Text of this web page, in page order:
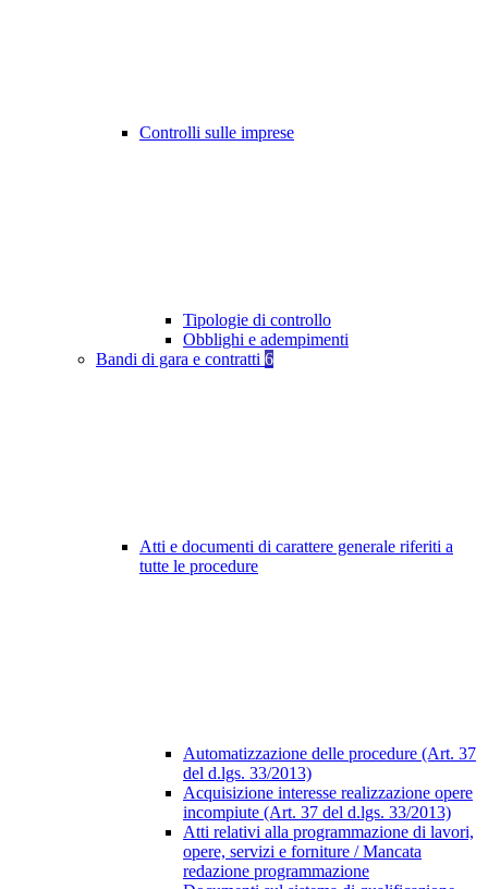
Controlli sulle imprese
Tipologie di controllo
Obblighi e adempimenti
Bandi di gara e contratti 6
Atti e documenti di carattere generale riferiti a
tutte le procedure
Automatizzazione delle procedure (Art. 37
del d.lgs. 33/2013)
Acquisizione interesse realizzazione opere
incompiute (Art. 37 del d.lgs. 33/2013)
Atti relativi alla programmazione di lavori,
opere, servizi e forniture / Mancata
redazione programmazione